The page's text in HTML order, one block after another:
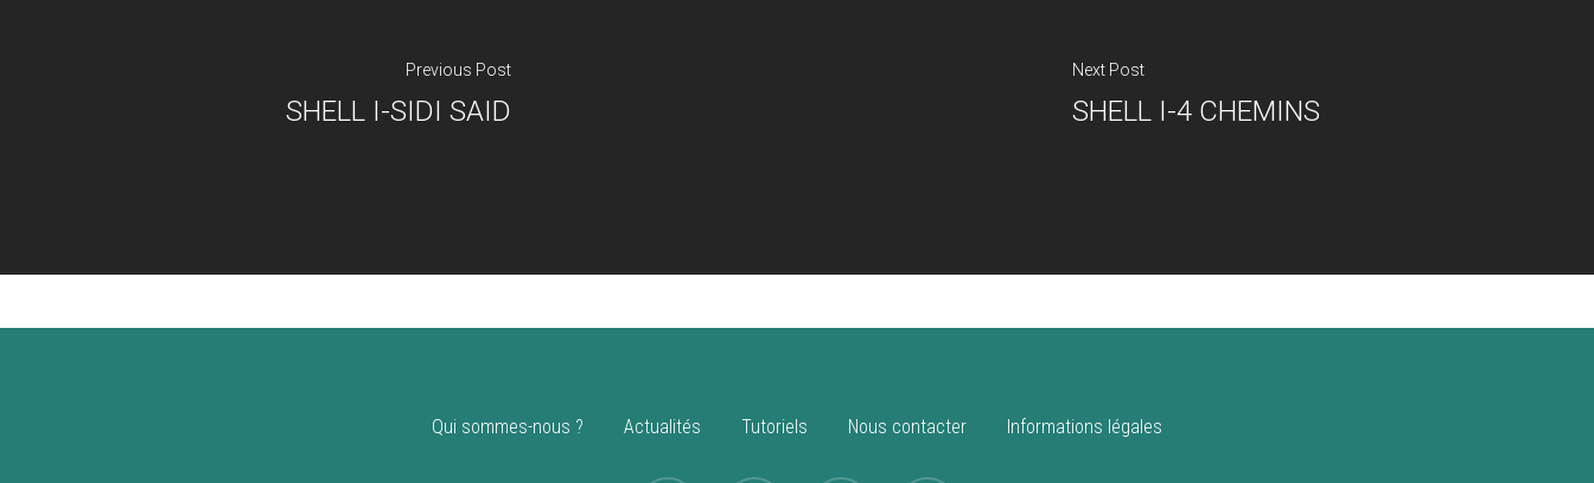
Previous Post
SHELL I-SIDI SAID
Next Post
SHELL I-4 CHEMINS
Qui sommes-nous ? Actualités Tutoriels Nous contacter Informations légales